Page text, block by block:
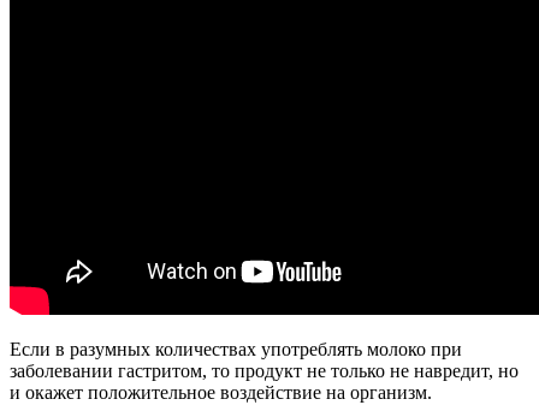
Если в разумных количествах употреблять молоко при
заболевании гастритом, то продукт не только не навредит, но
и окажет положительное воздействие на организм.